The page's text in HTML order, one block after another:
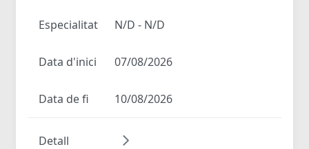
Especialitat N/D - N/D
Data d'inici 07/08/2026
Data de fi 10/08/2026
Detall